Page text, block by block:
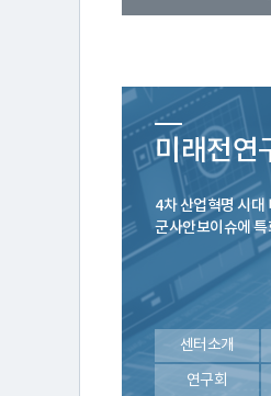
미래전연
4차 산업혁명 시대
군사안보이슈에
센터소개
연구회